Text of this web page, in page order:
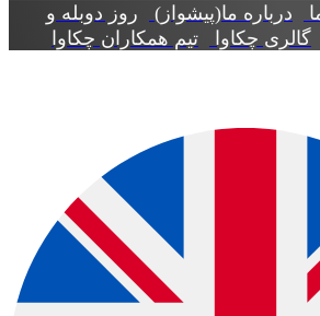
ما(پیشواز)
روز دوبله و
چکاوا تیم همکاران چکاوا